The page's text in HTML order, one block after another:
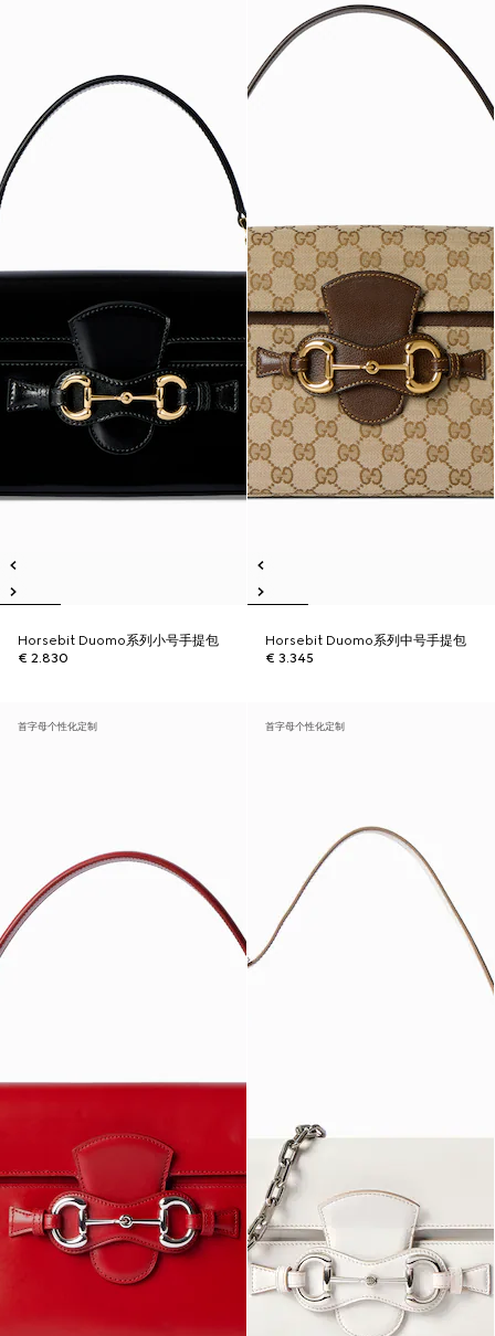
Horsebit Duomo系列小号手提包
€ 2.830
Horsebit Duomo系列中号手提包
€ 3.345
首字母个性化定制 首字母个性化定制